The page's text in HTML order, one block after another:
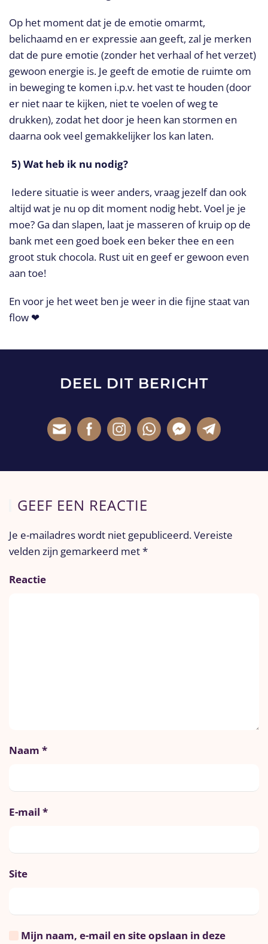
Op het moment dat je de emotie omarmt,
belichaamd en er expressie aan geeft, zal je merken
dat de pure emotie (zonder het verhaal of het verzet)
gewoon energie is. Je geeft de emotie de ruimte om
in beweging te komen i.p.v. het vast te houden (door
er niet naar te kijken, niet te voelen of weg te
drukken), zodat het door je heen kan stormen en
daarna ook veel gemakkelijker los kan laten.
5) Wat heb ik nu nodig?
Iedere situatie is weer anders, vraag jezelf dan ook
altijd wat je nu op dit moment nodig hebt. Voel je je
moe? Ga dan slapen, laat je masseren of kruip op de
bank met een goed boek een beker thee en een
groot stuk chocola. Rust uit en geef er gewoon even
aan toe!
En voor je het weet ben je weer in die fijne staat van
flow ❤
DEEL DIT BERICHT
GEEF EEN REACTIE
Je e-mailadres wordt niet gepubliceerd. Vereiste
velden zijn gemarkeerd met*
Reactie
Naam *
E-mail *
Site
Mijn naam, e-mail en site opslaan in deze